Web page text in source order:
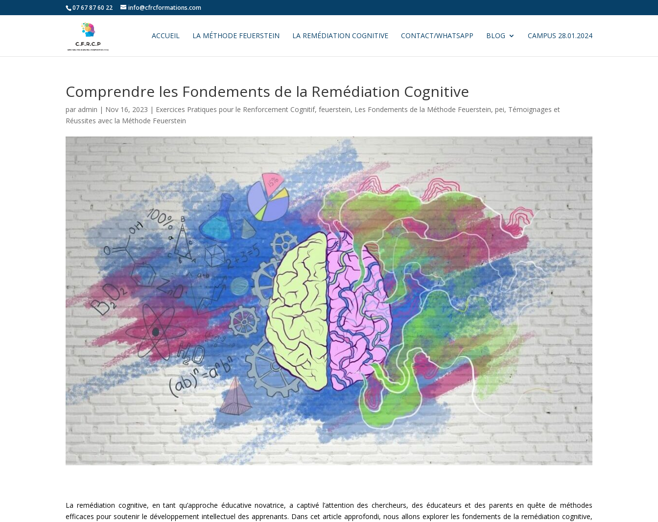
07 67 87 60 22 info@cfrcformations.com
ACCUEIL LA MÉTHODE FEUERSTEIN LA REMÉDIATION COGNITIVE CONTACT/WHATSAPP BLOG CAMPUS 28.01.2024
Comprendre les Fondements de la Remédiation Cognitive
par admin | Nov 16, 2023 | Exercices Pratiques pour le Renforcement Cognitif,feuerstein, Les Fondements de la Méthode Feuerstein,pei, Témoignages et
Réussites avec la Méthode Feuerstein
La remédiation cognitive, en tant qu’approche éducative novatrice, a captivé l’attention des chercheurs, des éducateurs et des parents en quête de méthodes
efficaces pour soutenir le développement intellectuel des apprenants. Dans cet article approfondi, nous allons explorer les fondements de la remédiation cognitive,